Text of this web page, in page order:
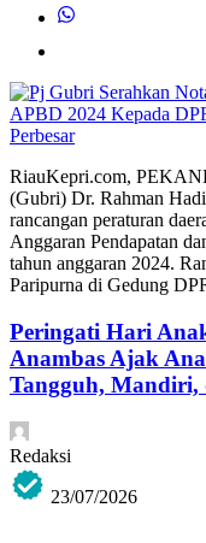
Perbesar
RiauKepri.com,
(Gubri) Dr. Rahman
rancangan peraturan
Anggaran Pendapatan
tahun anggaran 2024.
Paripurna di Gedung
Peringati Hari
Anambas Ajak
Tangguh, Mandiri,
Redaksi
23/07/2026